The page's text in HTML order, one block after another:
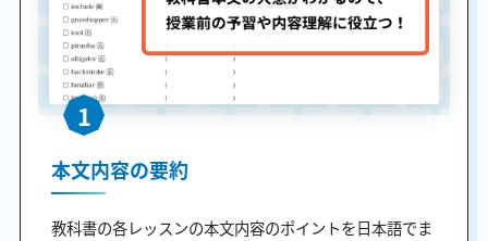
1
本文内容の要約
教科書の各レッスンの本文内容のポイントを日本語でま